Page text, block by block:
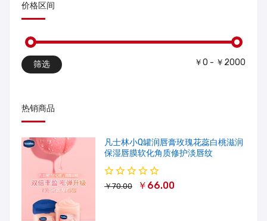
价格区间
筛选 ￥0 - ￥2000
热销商品
凡士林小Q罐润唇膏玫瑰花蕊白桃滋润
保湿唇膜软化角质修护淡唇纹
￥70.00 ￥66.00